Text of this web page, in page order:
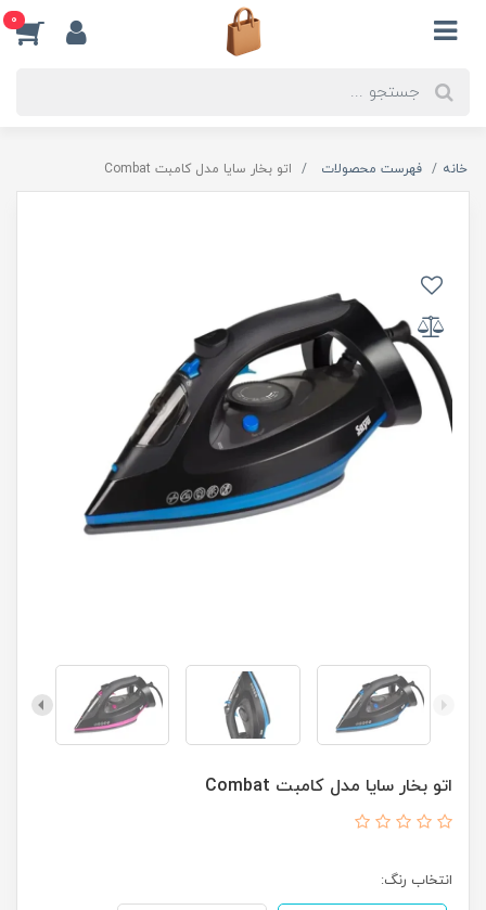
0
خانه فهرست محصولات اتو بخار سایا مدل کامبت Combat
اتو بخار سایا مدل کامبت Combat
انتخاب رنگ: